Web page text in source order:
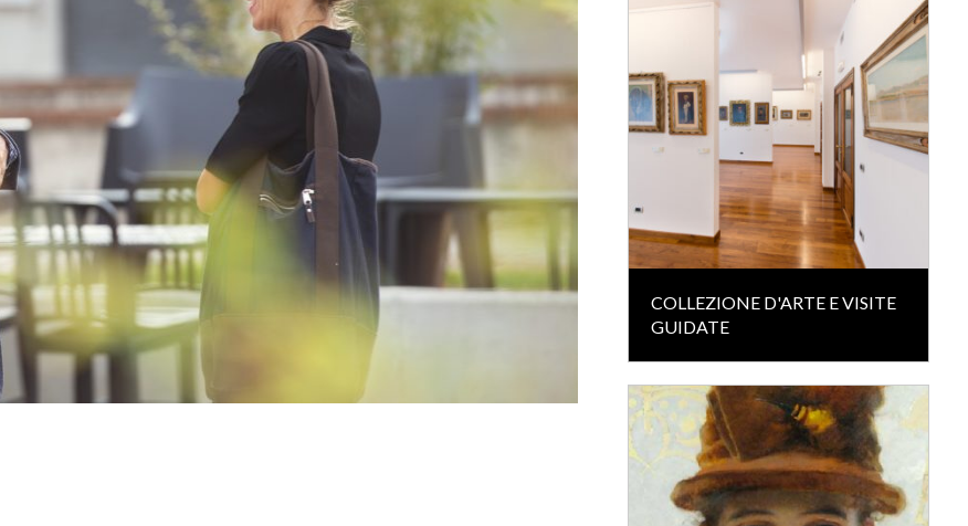
COLLEZIONE D'ARTE E VISITE
GUIDATE